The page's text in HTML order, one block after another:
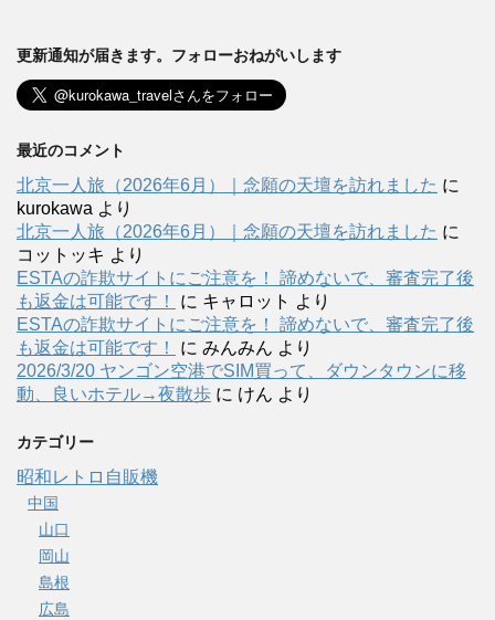
更新通知が届きます。フォローおねがいします
最近のコメント
北京一人旅（2026年6月）｜念願の天壇を訪れました に
kurokawa より
北京一人旅（2026年6月）｜念願の天壇を訪れました に
コットッキ より
ESTAの詐欺サイトにご注意を！ 諦めないで、審査完了後
も返金は可能です！
に キャロット より
ESTAの詐欺サイトにご注意を！ 諦めないで、審査完了後
も返金は可能です！
に みんみん より
2026/3/20 ヤンゴン空港でSIM買って、ダウンタウンに移
動、良いホテル→夜散歩 に けん より
カテゴリー
昭和レトロ自販機
中国
山口
岡山
島根
広島